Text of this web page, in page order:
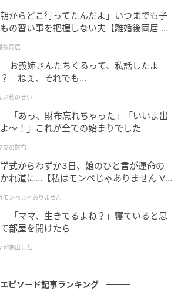
談をもとに記事化しています（回答
）
編集部では、自宅介護や老々介護、
関わる人やシニア世代のお悩みを解
中。介護者やシニア世代の毎日がハ
ように！
ー編集部
」を、自分らしく元気に過ごしたい
に有益な情報を提供していきます！
／シニアカレンダー編集室
朝からどこ行ってたんだよ」いつまでも子
の習い事を把握しない夫【離婚後同居 Vo
後同居
お義姉さんたちくるって、私話したよ
ねぇ、それでも…
ぶ私のせい
「あっ、財布忘れちゃった」「いいよ出
〜！」これが全ての始まりでした
友の財布
式からわずか3日、娘のひと言が運命の
れ道に…【私はモンペじゃありません Vo
モンペじゃありません
「ママ、生きてるよね？」寝ていると思
部屋を開けたら
が家出した
エピソード記事ランキング